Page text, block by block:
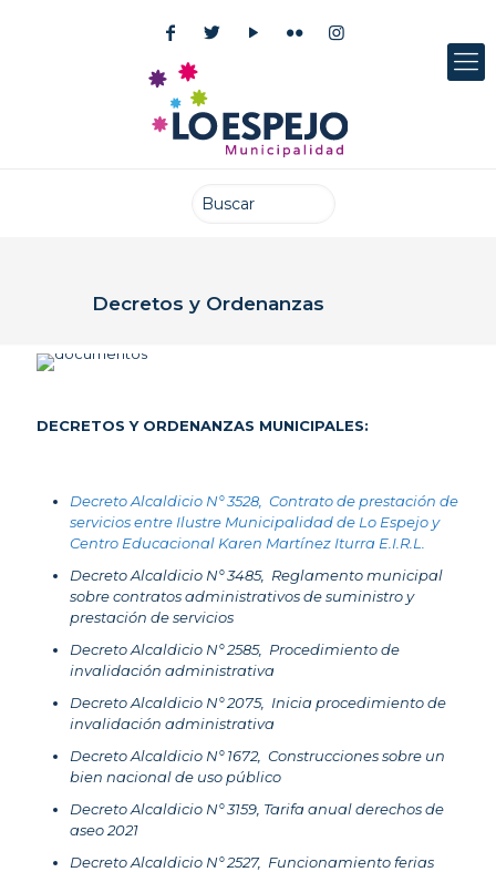
Decretos y Ordenanzas
DECRETOS Y ORDENANZAS MUNICIPALES:
Decreto Alcaldicio N° 3528, Contrato de prestación de
servicios entre Ilustre Municipalidad de Lo Espejo y
Centro Educacional Karen Martínez Iturra E.I.R.L.
Decreto Alcaldicio N° 3485, Reglamento municipal
sobre contratos administrativos de suministro y
prestación de servicios
Decreto Alcaldicio N° 2585, Procedimiento de
invalidación administrativa
Decreto Alcaldicio N° 2075, Inicia procedimiento de
invalidación administrativa
Decreto Alcaldicio N° 1672, Construcciones sobre un
bien nacional de uso público
Decreto Alcaldicio N° 3159, Tarifa anual derechos de
aseo 2021
Decreto Alcaldicio N° 2527, Funcionamiento ferias